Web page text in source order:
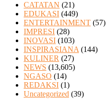
CATATAN (21)
EDUKASI (449)
ENTERTAINMENT (57)
IMPRESI (28)
INOVASI (103)
INSPIRASIANA (144)
KULINER (27)
NEWS (13,605)
NGASO (14)
REDAKSI (1)
Uncategorized (39)